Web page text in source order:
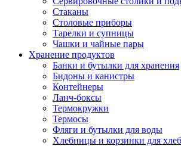
Стаканы
Столовые приборы
Тарелки и супницы
Чашки и чайные пары
Хранение продуктов
Банки и бутылки для хранения
Бидоны и канистры
Контейнеры
Ланч-боксы
Термокружки
Термосы
Фляги и бутылки для воды
Хлебницы и корзинки для